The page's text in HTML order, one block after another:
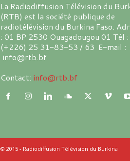
La Radiodiffusion Télévision du
(RTB) est la société publique de
radiotélévision du Burkina Faso.
: 01 BP 2530 Ouagadougou 01 Tél :
(+226) 25 31-83-53 / 63 E-mail :
info@rtb.bf
Contact: info@rtb.bf
© 2015 - Radiodiffusion Télévision du Burkina